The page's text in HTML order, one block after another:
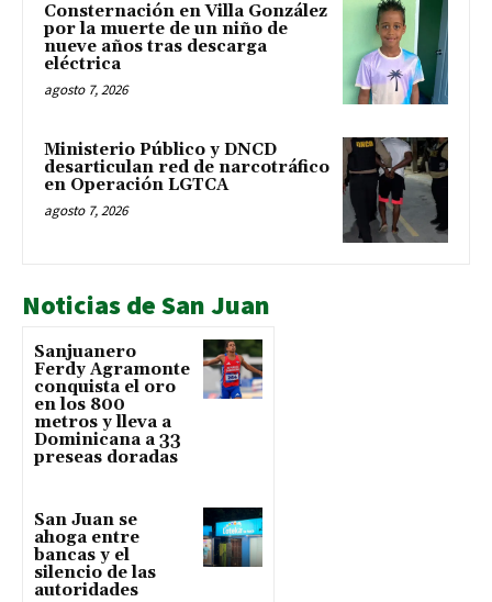
Consternación en Villa González
por la muerte de un niño de
nueve años tras descarga
eléctrica
agosto 7, 2026
Ministerio Público y DNCD
desarticulan red de narcotráfico
en Operación LGTCA
agosto 7, 2026
Noticias de San Juan
Sanjuanero
Ferdy Agramonte
conquista el oro
en los 800
metros y lleva a
Dominicana a 33
preseas doradas
San Juan se
ahoga entre
bancas y el
silencio de las
autoridades